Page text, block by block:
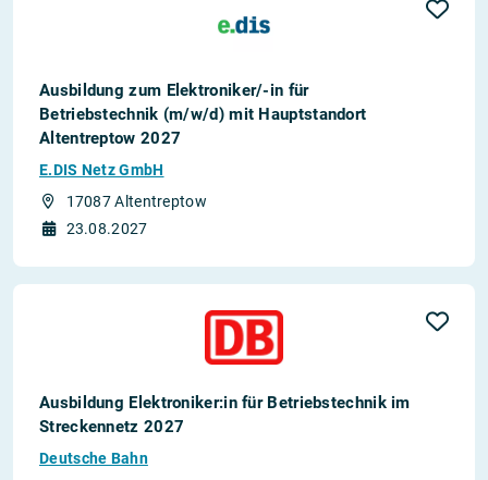
Ausbildung zum Elektroniker/-in für
Betriebstechnik (m/w/d) mit Hauptstandort
Altentreptow 2027
E.DIS Netz GmbH
17087 Altentreptow
23.08.2027
Ausbildung Elektroniker:in für Betriebstechnik im
Streckennetz 2027
Deutsche Bahn